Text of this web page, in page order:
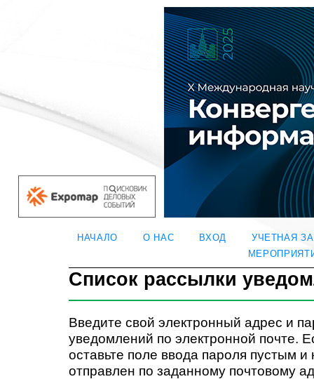
НАЧАЛО О НАС ВХОД
УЧЕТНАЯ
Список рассылки
Введите свой электронный адрес и
уведомлений по электронной почте.
оставьте поле ввода пароля пустым
отправлен по заданному почтовому